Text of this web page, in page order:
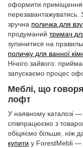
оформити
перезавантажуватись.
зручна поличка для
продуманий тримач
зупинитися на
поличку для ванної
Нічого зайвого:
запускаємо процес
Меблі, що
лофт
У наявному каталозі
співпрацюємо з
обіцяємо більше, ніж
купити у ForestMebli —